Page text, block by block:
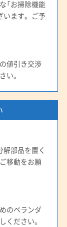
「お掃除機能
います。ご予
値引き交渉
い。
部品を置く
移動をお願
のベランダ
ください。